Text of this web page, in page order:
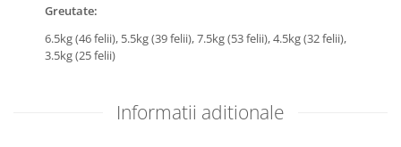
Greutate:
6.5kg (46 felii), 5.5kg (39 felii),7.5kg (53 felii),4.5kg (32 felii),
3.5kg (25 felii)
Informatii aditionale